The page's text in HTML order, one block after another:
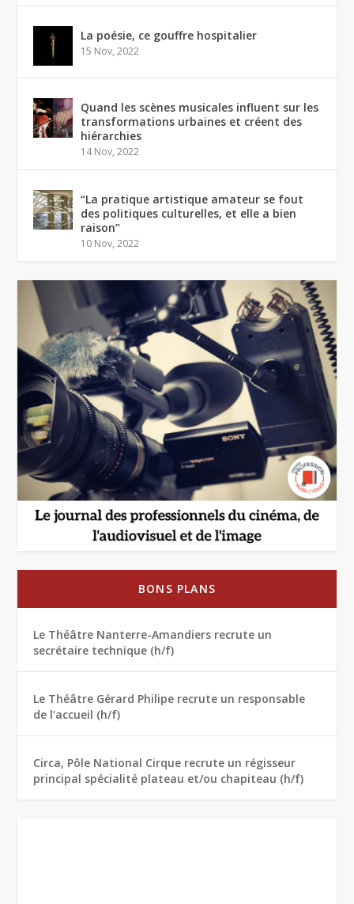
La poésie, ce gouffre hospitalier
15 Nov, 2022
Quand les scènes musicales influent sur les
transformations urbaines et créent des
hiérarchies
14 Nov, 2022
“La pratique artistique amateur se fout
des politiques culturelles, et elle a bien
raison”
10 Nov, 2022
BONS PLANS
Le Théâtre Nanterre-Amandiers recrute un
secrétaire technique (h/f)
Le Théâtre Gérard Philipe recrute un responsable
de l’accueil (h/f)
Circa, Pôle National Cirque recrute un régisseur
principal spécialité plateau et/ou chapiteau (h/f)